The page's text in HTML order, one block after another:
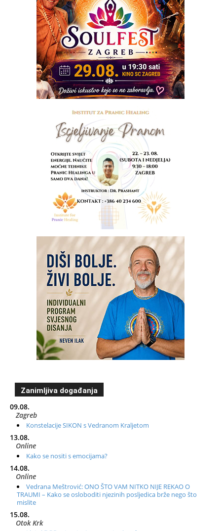
Zanimljiva događanja
09.08.
Zagreb
Konstelacije SIKON s Vedranom Kraljetom
13.08.
Online
Kako se nositi s emocijama?
14.08.
Online
Vedrana Meštrović: ONO ŠTO VAM NITKO NIJE REKAO O
TRAUMI – Kako se osloboditi njezinih posljedica brže nego što
mislite
15.08.
Otok Krk